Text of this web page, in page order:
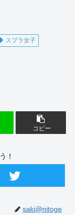
スプラ女子
コピー
！
saki@nitoge